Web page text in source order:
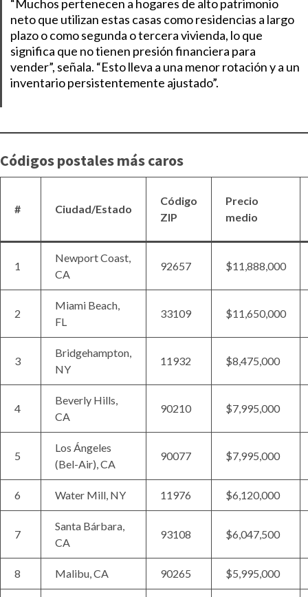
“Muchos pertenecen a hogares de alto patrimonio
neto que utilizan estas casas como residencias a largo
plazo o como segunda o tercera vivienda, lo que
significa que no tienen presión financiera para
vender”, señala. “Esto lleva a una menor rotación y a un
inventario persistentemente ajustado”.
Códigos postales más caros
# Ciudad/Estado
Código
ZIP
Precio
medio
1
Newport Coast,
CA
92657 $11,888,000
2
Miami Beach,
FL
33109 $11,650,000
3
Bridgehampton,
NY
11932 $8,475,000
4
Beverly Hills,
CA
90210 $7,995,000
5
Los Ángeles
(Bel-Air), CA
90077 $7,995,000
6 Water Mill, NY 11976 $6,120,000
7
Santa Bárbara,
CA
93108 $6,047,500
8 Malibu, CA 90265 $5,995,000